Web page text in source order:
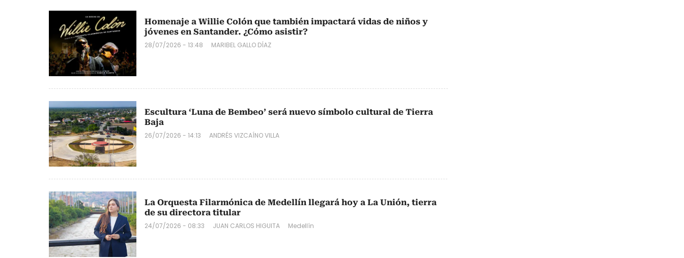
Homenaje a Willie Colón que también impactará vidas de niños y
jóvenes en Santander. ¿Cómo asistir?
28/07/2026 - 13:48 MARIBEL GALLO DÍAZ
Escultura ‘Luna de Bembeo’ será nuevo símbolo cultural de Tierra
Baja
26/07/2026 - 14:13 ANDRÉS VIZCAÍNO VILLA
La Orquesta Filarmónica de Medellín llegará hoy a La Unión, tierra
de su directora titular
24/07/2026 - 08:33 JUAN CARLOS HIGUITA Medellín